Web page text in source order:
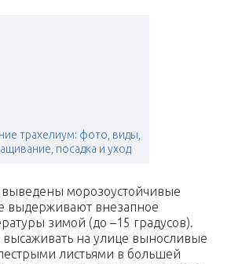
трахелиум: фото, виды,
посадка и уход
морозоустойчивые
выдерживают внезапное
зимой (до –15 градусов).
высаживать на улице выносливые
листьями в большей